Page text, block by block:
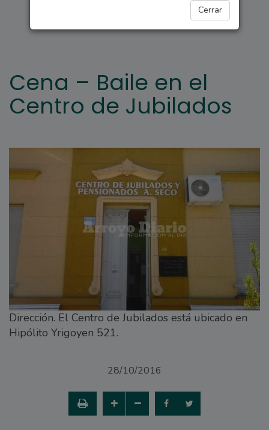
Cerrar
Cena – Baile en el
Centro de Jubilados
Dirección. El Centro de Jubilados está ubicado en
Hipólito Yrigoyen 521.
28/10/2016